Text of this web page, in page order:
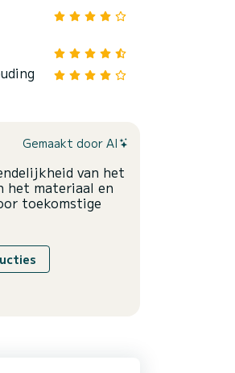
Gemaakt door AI
van het
het materiaal en
toekomstige